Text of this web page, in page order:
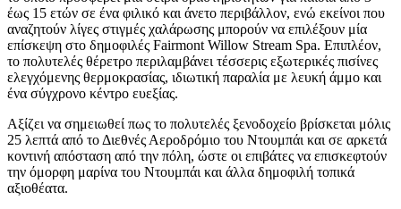
έως 15 ετών σε ένα φιλικό και άνετο περιβάλλον, ενώ εκείνοι που
αναζητούν λίγες στιγμές χαλάρωσης μπορούν να επιλέξουν μία
επίσκεψη στο δημοφιλές Fairmont Willow Stream Spa. Επιπλέον,
το πολυτελές θέρετρο περιλαμβάνει τέσσερις εξωτερικές πισίνες
ελεγχόμενης θερμοκρασίας, ιδιωτική παραλία με λευκή άμμο και
ένα σύγχρονο κέντρο ευεξίας.
Αξίζει να σημειωθεί πως το πολυτελές ξενοδοχείο βρίσκεται μόλις
25 λεπτά από το Διεθνές Αεροδρόμιο του Ντουμπάι και σε αρκετά
κοντινή απόσταση από την πόλη, ώστε οι επιβάτες να επισκεφτούν
την όμορφη μαρίνα του Ντουμπάι και άλλα δημοφιλή τοπικά
αξιοθέατα.